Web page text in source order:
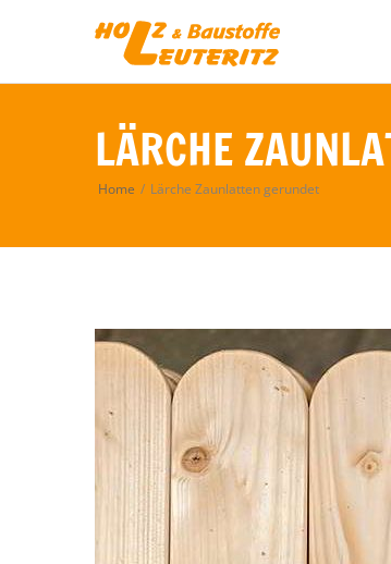
LÄRCHE
Home / Lärche Zaunlatten gerundet